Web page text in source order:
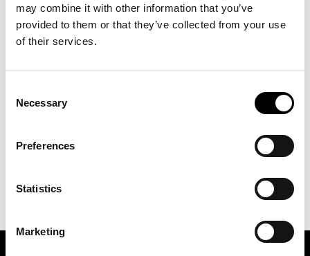
may combine it with other information that you’ve
provided to them or that they’ve collected from your use
of their services.
Selection
Necessary
Preferences
Statistics
Marketing
The Federation of Nordic Commercial Agents (affärsorganisationer i
Norden)
Utrikeshandelsföreningen
Väskleverantörernas Förening
Vill du engagera dig i en grupp eller starta ett eget initiativ i din